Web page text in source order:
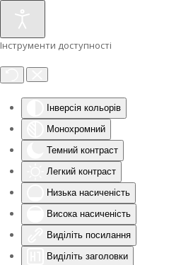
Інструменти доступності
Інверсія кольорів
Монохромний
Темний контраст
Легкий контраст
Низька насиченість
Висока насиченість
Виділіть посилання
Виділіть заголовки